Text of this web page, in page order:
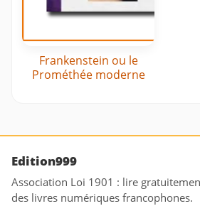
Frankenstein ou le
Prométhée moderne
Edition999
Association Loi 1901 : lire
des livres numériques francophones.